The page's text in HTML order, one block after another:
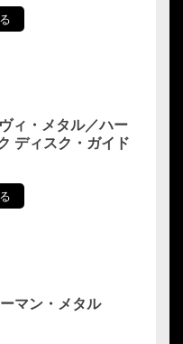
ィ・メタル／ハー
ディスク・ガイド
マン・メタル